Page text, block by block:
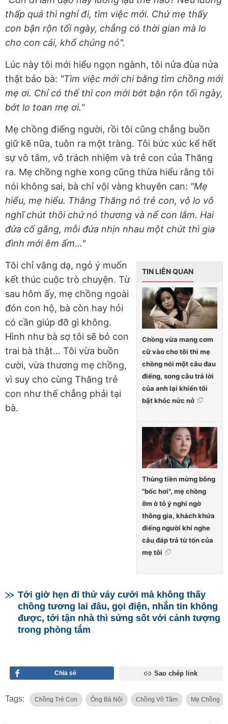
thấp quá thì nghỉ đi, tìm việc mới. Chứ mẹ thấy
con bận rộn tối ngày, chẳng có thời gian mà lo
cho con cái, khổ chúng nó".
Lúc này tôi mới hiểu ngọn ngành, tôi nửa đùa nửa
thật bảo bà: "Tìm việc mới chi bằng tìm chồng mới
mẹ ơi. Chỉ có thế thì con mới bớt bận rộn tối ngày,
bớt lo toan mẹ ơi."
Mẹ chồng điếng người, rồi tôi cũng chẳng buồn
giữ kẽ nữa, tuôn ra một tràng. Tôi bức xúc kể hết
sự vô tâm, vô trách nhiệm và trẻ con của Thăng
ra. Mẹ chồng nghe xong cũng thừa hiểu rằng tôi
nói không sai, bà chỉ vội vàng khuyên can: "Mẹ
hiểu, mẹ hiểu. Thằng Thăng nó trẻ con, vô lo vô
nghĩ chút thôi chứ nó thương và nể con lắm. Hai
đứa cố gắng, mỗi đứa nhịn nhau một chút thì gia
đình mới êm ấm..."
TIN LIÊN QUAN
Chồng vừa mang cơm
cữ vào cho tôi thì mẹ
chồng nói một câu đau
điếng, song câu trả lời
của anh lại khiến tôi
bật khóc nức nở
Thùng tiền mừng bỗng
"bốc hơi", mẹ chồng
ỡm ờ tỏ ý nghi ngờ
thông gia, khách khứa
điếng người khi nghe
câu đáp trả từ tốn của
mẹ tôi
Tôi chỉ vâng dạ, ngỏ ý muốn
kết thúc cuộc trò chuyện. Từ
sau hôm ấy, mẹ chồng ngoài
đón con hộ, bà còn hay hỏi
có cần giúp đỡ gì không.
Hình như bà sợ tôi sẽ bỏ con
trai bà thật... Tôi vừa buồn
cười, vừa thương mẹ chồng,
vì suy cho cùng Thăng trẻ
con như thế chẳng phải tại
bà.
Tới giờ hẹn đi thử váy cưới mà không thấy
chồng tương lai đâu, gọi điện, nhắn tin không
được, tới tận nhà thì sửng sốt với cảnh tượng
trong phòng tắm
Chia sẻ Sao chép link
Tags: Chồng Trẻ Con Ông Bà Nội Chồng Vô Tâm Mẹ Chồng